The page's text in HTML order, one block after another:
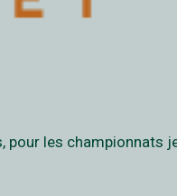
pour les championnats